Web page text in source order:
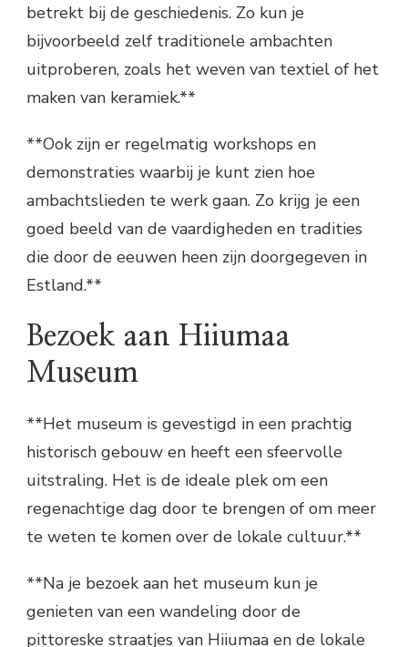
betrekt bij de geschiedenis. Zo kun je
bijvoorbeeld zelf traditionele ambachten
uitproberen, zoals het weven van textiel of het
maken van keramiek.**
**Ook zijn er regelmatig workshops en
demonstraties waarbij je kunt zien hoe
ambachtslieden te werk gaan. Zo krijg je een
goed beeld van de vaardigheden en tradities
die door de eeuwen heen zijn doorgegeven in
Estland.**
Bezoek aan Hiiumaa
Museum
**Het museum is gevestigd in een prachtig
historisch gebouw en heeft een sfeervolle
uitstraling. Het is de ideale plek om een
regenachtige dag door te brengen of om meer
te weten te komen over de lokale cultuur.**
**Na je bezoek aan het museum kun je
genieten van een wandeling door de
pittoreske straatjes van Hiiumaa en de lokale